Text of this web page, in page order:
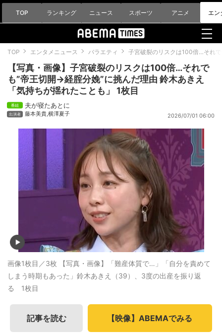
TOP ランキング ニュース スポーツ アニメ エン
TOP エンタメニュース バラエティ 子宮破裂のリスクは100倍…それ
【写真・画像】子宮破裂のリスクは100倍…それで
も”帝王切開→経腟分娩”に挑んだ理由 鈴木あきえ
「気持ちが揺れたことも」 1枚目
夫が寝たあとに
藤本美貴,横澤夏子 2026/07/01 06:00
画像1枚目／3枚 【写真・画像】「難産体質で…」「自分を責めて
しまう時期もあった」鈴木あきえ（39）、3度の出産を振り返
る 1枚目
記事を読む 【映像】ABEMAでみる